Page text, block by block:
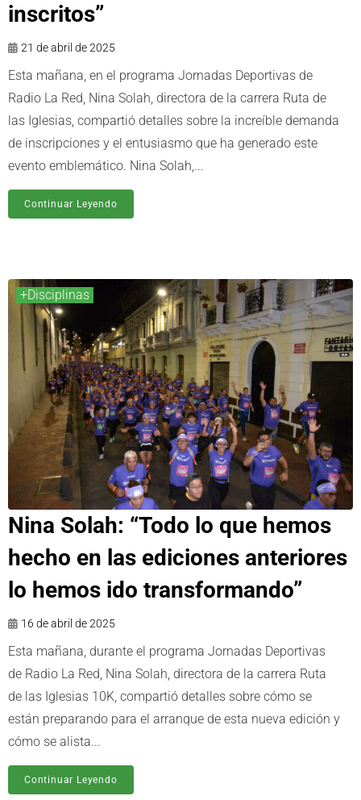
inscritos”
21 de abril de 2025
Esta mañana, en el programa Jornadas Deportivas de
Radio La Red, Nina Solah, directora de la carrera Ruta de
las Iglesias, compartió detalles sobre la increíble demanda
de inscripciones y el entusiasmo que ha generado este
evento emblemático. Nina Solah,...
Continuar Leyendo
+Disciplinas
Nina Solah: “Todo lo que hemos
hecho en las ediciones anteriores
lo hemos ido transformando”
16 de abril de 2025
Esta mañana, durante el programa Jornadas Deportivas
de Radio La Red, Nina Solah, directora de la carrera Ruta
de las Iglesias 10K, compartió detalles sobre cómo se
están preparando para el arranque de esta nueva edición y
cómo se alista...
Continuar Leyendo